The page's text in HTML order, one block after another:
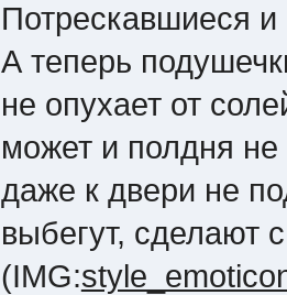
Потрескавшиеся
А теперь
не опухает от
может и полдня не
даже к двери не
выбегут, сделают
(IMG: